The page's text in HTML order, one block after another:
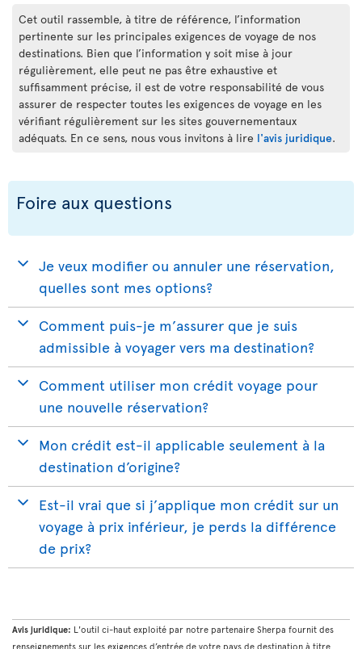
Cet outil rassemble, à titre de référence, l’information
pertinente sur les principales exigences de voyage de nos
destinations. Bien que l’information y soit mise à jour
régulièrement, elle peut ne pas être exhaustive et
suffisamment précise, il est de votre responsabilité de vous
assurer de respecter toutes les exigences de voyage en les
vérifiant régulièrement sur les sites gouvernementaux
adéquats. En ce sens, nous vous invitons à lire l'avis juridique.
Foire aux questions
Je veux modifier ou annuler une réservation,
quelles sont mes options?
Comment puis-je m’assurer que je suis
admissible à voyager vers ma destination?
Comment utiliser mon crédit voyage pour
une nouvelle réservation?
Mon crédit est-il applicable seulement à la
destination d’origine?
Est-il vrai que si j’applique mon crédit sur un
voyage à prix inférieur, je perds la différence
de prix?
Avis juridique: L'outil ci-haut exploité par notre partenaire Sherpa fournit des
renseignements sur les exigences d’entrée de votre pays de destination à titre